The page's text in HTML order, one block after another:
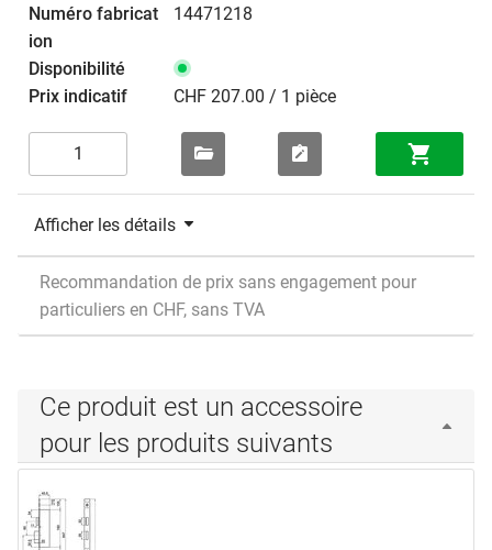
14471218
CHF 207.00 / 1 pièce
Afficher les détails
Recommandation de prix sans engagement pour
particuliers en CHF, sans TVA
Ce produit est un accessoire
pour les produits suivants